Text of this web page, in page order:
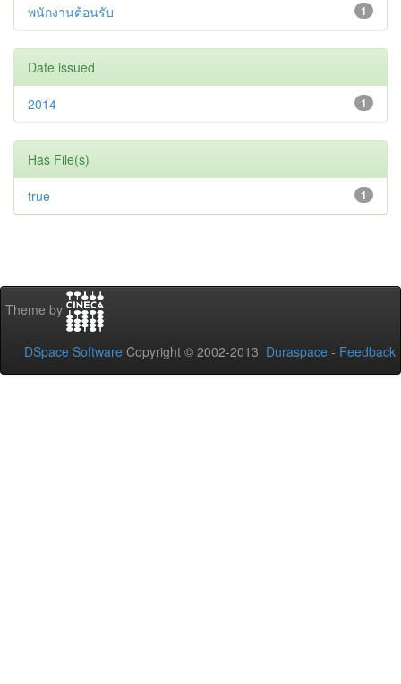
1
พนักงานต้อนรับ
Date issued
1
2014
Has File(s)
1
true
Theme by
DSpace Software Copyright © 2002-2013 Duraspace - Feedback